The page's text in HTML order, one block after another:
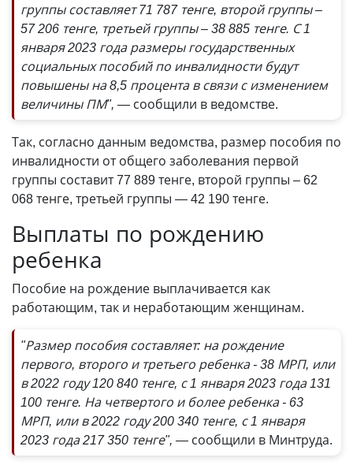
группы составляет 71 787 тенге, второй группы –
57 206 тенге, третьей группы – 38 885 тенге. С 1
января 2023 года размеры государственных
социальных пособий по инвалидности будут
повышены на 8,5 процента в связи с изменением
величины ПМ", — сообщили в ведомстве.
Так, согласно данным ведомства, размер пособия по
инвалидности от общего заболевания первой
группы составит 77 889 тенге, второй группы – 62
068 тенге, третьей группы —42 190 тенге.
Выплаты по рождению
ребенка
Пособие на рождение выплачивается как
работающим, так и неработающим женщинам.
"Размер пособия составляет: на рождение
первого, второго и третьего ребенка - 38 МРП, или
в 2022 году 120 840 тенге, с 1 января 2023 года 131
100 тенге. На четвертого и более ребенка - 63
МРП, или в 2022 году 200 340 тенге, с 1 января
2023 года 217 350 тенге", — сообщили в Минтруда.